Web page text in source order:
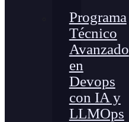
Programa
Técnico
Avanzado
en
Devops
con IA y
LLMOps